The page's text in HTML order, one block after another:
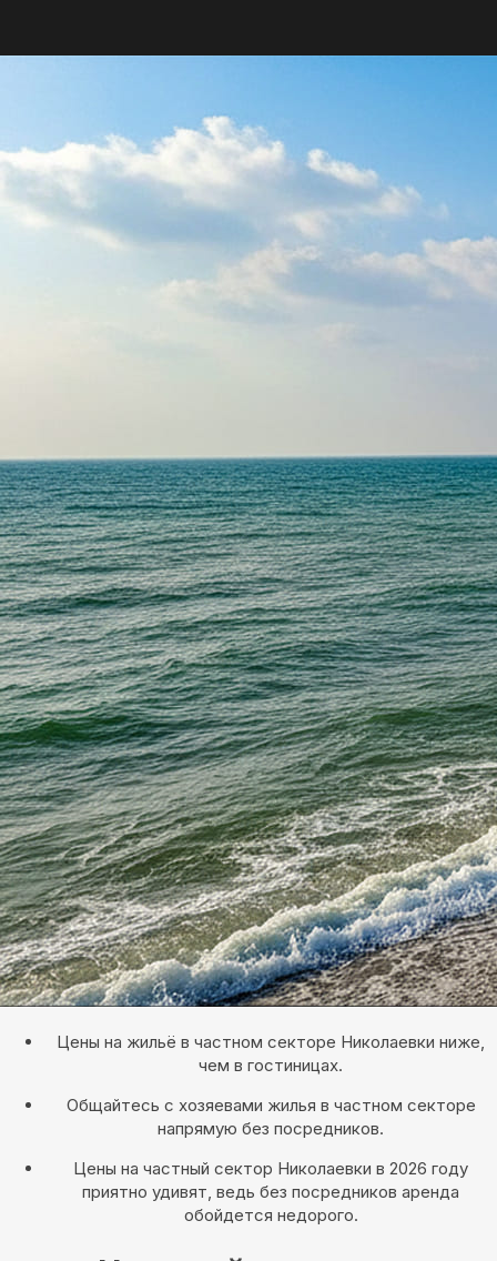
Цены на жильё в частном секторе Николаевки ниже,
чем в гостиницах.
Общайтесь с хозяевами жилья в частном секторе
напрямую без посредников.
Цены на частный сектор Николаевки в 2026 году
приятно удивят, ведь без посредников аренда
обойдется недорого.